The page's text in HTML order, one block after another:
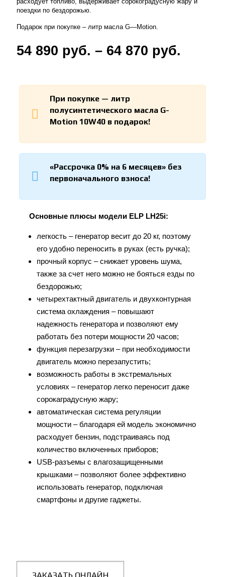
поездки по бездорожью.
Подарок при покупке – литр масла G—Motion.
54 890 руб. – 64 870 руб.
При покупке — литр
полусинтетического масла G-
Motion 10W40 в подарок!
«Рассрочка 0% на 6 месяцев» без
первоначального взноса!
Основные плюсы модели ELP LH25i:
легкость – генератор весит до 20 кг, поэтому
его удобно переносить в руках (есть ручка);
прочный корпус – снижает уровень шума,
также за счет него можно не бояться езды по
бездорожью;
четырехтактный двигатель и двухконтурная
система охлаждения – повышают
надежность генератора и позволяют ему
работать без потери мощности 20 часов;
функция перезагрузки – при необходимости
двигатель можно перезапустить;
возможность работы в экстремальных
условиях – генератор легко переносит даже
сорокаградусную жару;
автоматическая система регуляции
мощности – благодаря ей модель экономично
расходует бензин, подстраиваясь под
количество включенных приборов;
USB-разъемы с влагозащищенными
крышками – позволяют более эффективно
использовать генератор, подключая
смартфоны и другие гаджеты.